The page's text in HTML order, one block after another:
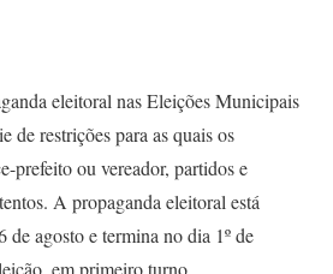
eleitoral nas Eleições Municipais
de restrições para as quais os
prefeito ou vereador, partidos e
A propaganda eleitoral está
agosto e termina no dia 1º de
em primeiro turno.